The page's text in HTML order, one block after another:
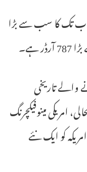
اب تک کا سب سے بڑا
تاریخی
مینوفیکچرنگ
کو ایک نئے